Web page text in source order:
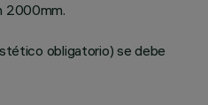
2000mm.
obligatorio) se debe